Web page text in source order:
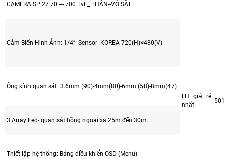
CAMERA SP 27.70 --- 700 Tvl _ THÂN--VỎ SẮT
LH giá rẻ
nhất
501
Cảm Biến Hình Ảnh: 1/4” Sensor KOREA 720(H)×480(V)
Ống kính quan sát: 3.6mm (90)-4mm(80)-6mm (58)-8mm(47)
3 Array Led- quan sát hồng ngoại xa 25m đến 30m.
Thiết lập hệ thống: Bảng điều khiển OSD (Menu)